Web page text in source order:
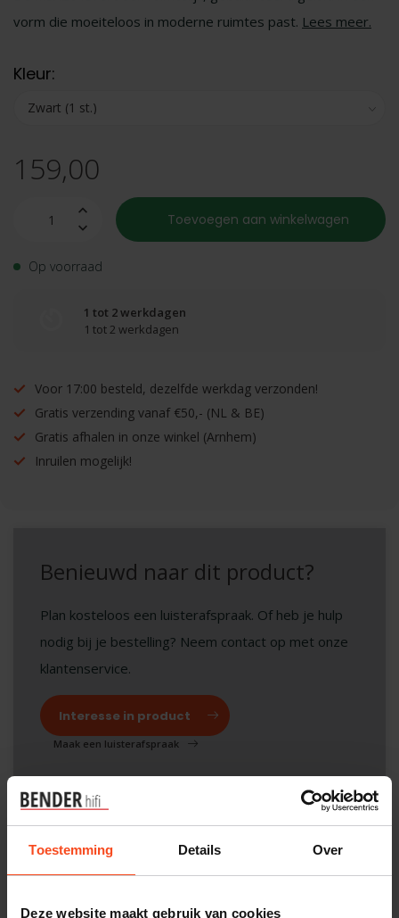
Toestemming Details Over
Deze website maakt gebruik van cookies
vorm die moeiteloos in moderne ruimtes past. Lees meer.
Kleur:
159,00
Toevoegen aan winkelwagen
Op voorraad
1 tot 2 werkdagen
1 tot 2 werkdagen
Voor 17:00 besteld, dezelfde werkdag verzonden!
Gratis verzending vanaf €50,- (NL & BE)
Gratis afhalen in onze winkel (Arnhem)
Inruilen mogelijk!
Benieuwd naar dit product?
Plan kosteloos een luisterafspraak. Of heb je hulp
nodig bij je bestelling? Neem contact op met onze
klantenservice.
Interesse in product
Maak een luisterafspraak
Productomschrijving